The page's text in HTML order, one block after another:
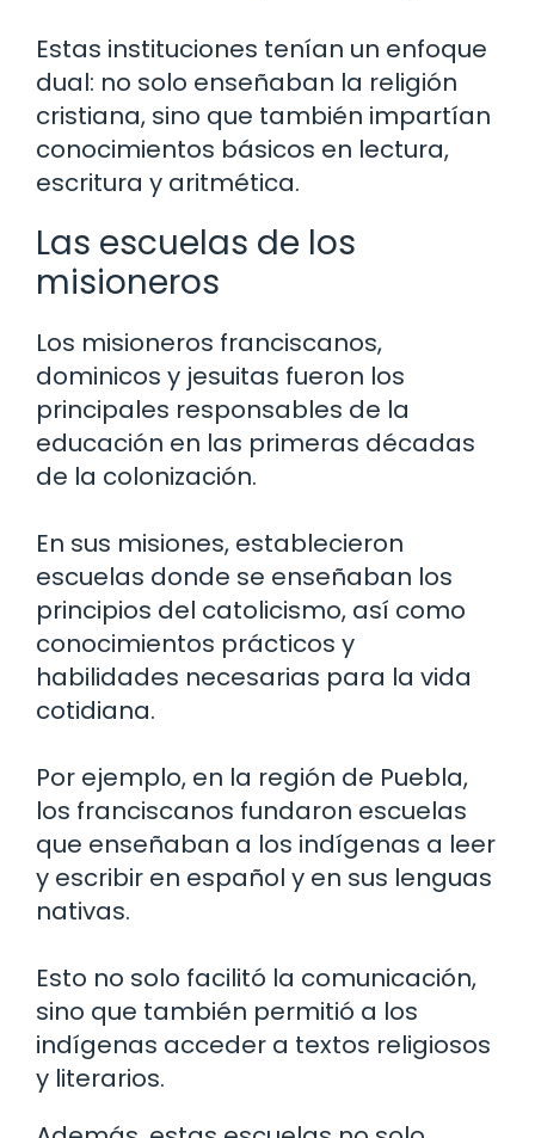
Estas instituciones tenían un enfoque
dual: no solo enseñaban la religión
cristiana, sino que también impartían
conocimientos básicos en lectura,
escritura y aritmética.
Las escuelas de los
misioneros
Los misioneros franciscanos,
dominicos y jesuitas fueron los
principales responsables de la
educación en las primeras décadas
de la colonización.
En sus misiones, establecieron
escuelas donde se enseñaban los
principios del catolicismo, así como
conocimientos prácticos y
habilidades necesarias para la vida
cotidiana.
Por ejemplo, en la región de Puebla,
los franciscanos fundaron escuelas
que enseñaban a los indígenas a leer
y escribir en español y en sus lenguas
nativas.
Esto no solo facilitó la comunicación,
sino que también permitió a los
indígenas acceder a textos religiosos
y literarios.